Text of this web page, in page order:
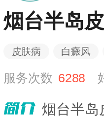
烟台半岛
皮肤病 白癜风
服务次数 6288
烟台半岛